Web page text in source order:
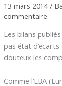
13 mars 2014/
commentaire
Les bilans
pas état
douteux les
Comme l’EBA